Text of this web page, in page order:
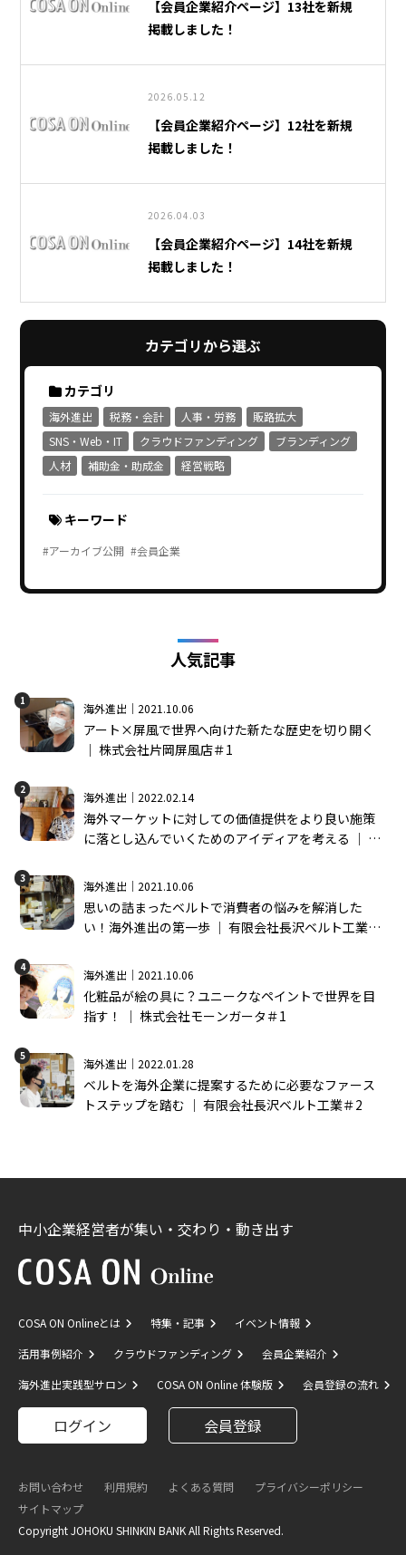
【会員企業紹介ページ】13社を新規
掲載しました！
2026.05.12
【会員企業紹介ページ】12社を新規
掲載しました！
2026.04.03
【会員企業紹介ページ】14社を新規
掲載しました！
カテゴリから選ぶ
カテゴリ
海外進出 税務・会計 人事・労務
販路拡大
SNS・Web・IT
クラウドファンディング
ブランディング
人材
補助金・助成金 経営戦略
キーワード
#アーカイブ公開 #会員企業
人気記事
1
海外進出｜2021.10.06
アート×屏風で世界へ向けた新たな歴史を切り開く
│ 株式会社片岡屏風店＃1
2
海外進出｜2022.02.14
海外マーケットに対しての価値提供をより良い施策
に落とし込んでいくためのアイディアを考える │ 株
3
海外進出｜2021.10.06
思いの詰まったベルトで消費者の悩みを解消した
い！海外進出の第一歩 │ 有限会社長沢ベルト工業＃
4
海外進出｜2021.10.06
化粧品が絵の具に？ユニークなペイントで世界を目
指す！ │ 株式会社モーンガータ＃1
5
海外進出｜2022.01.28
ベルトを海外企業に提案するために必要なファース
トステップを踏む │ 有限会社長沢ベルト工業＃2
中小企業経営者が集い・交わり・動き出す
COSA ON Onlineとは 特集・記事
イベント情報
活用事例紹介
クラウドファンディング
会員企業紹介
海外進出実践型サロン
COSA ON Online 体験版 会員登録の流れ
ログイン 会員登録
お問い合わせ 利用規約 よくある質問
プライバシーポリシー
サイトマップ
Copyright JOHOKU SHINKIN BANK All Rights Reserved.